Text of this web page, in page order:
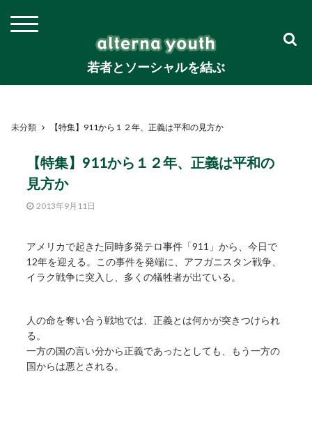
若者とソーシャルを結ぶ
未分類 【特集】911から１２年、正義は平和の見方か
【特集】911から１２年、正義は平和の
見方か
2013年9月11日
アメリカで起きた同時多発テロ事件「911」から、今日で
12年を迎える。この事件を発端に、アフガニスタン戦争、
イラク戦争に突入し、多くの犠牲者が出ている。
人の命を奪い合う戦地では、正義とは何かが突きつけられ
る。
一方の国の言い分から正義であったとしても、もう一方の
国からは悪とされる。